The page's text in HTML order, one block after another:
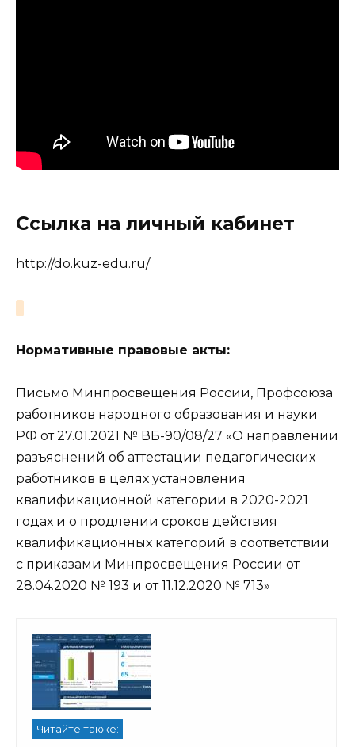
Ссылка на личный кабинет
http://do.kuz-edu.ru/
Нормативные правовые акты:
Письмо Минпросвещения России, Профсоюза
работников народного образования и науки
РФ от 27.01.2021 № ВБ-90/08/27 «О направлении
разъяснений об аттестации педагогических
работников в целях установления
квалификационной категории в 2020-2021
годах и о продлении сроков действия
квалификационных категорий в соответствии
с приказами Минпросвещения России от
28.04.2020 № 193 и от 11.12.2020 № 713»
Читайте также: